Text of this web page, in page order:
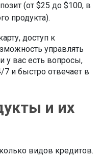
(от $25 до $100, в
продукта).
доступ к
управлять
у вас есть вопросы,
и быстро отвечает в
и их
видов кредитов.